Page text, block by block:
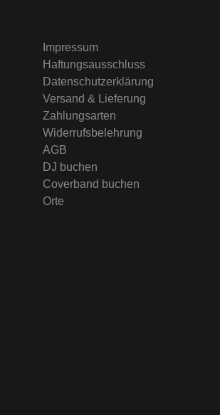
Impressum
Haftungsausschluss
Datenschutzerklärung
Versand & Lieferung
Zahlungsarten
Widerrufsbelehrung
AGB
DJ buchen
Coverband buchen
Orte